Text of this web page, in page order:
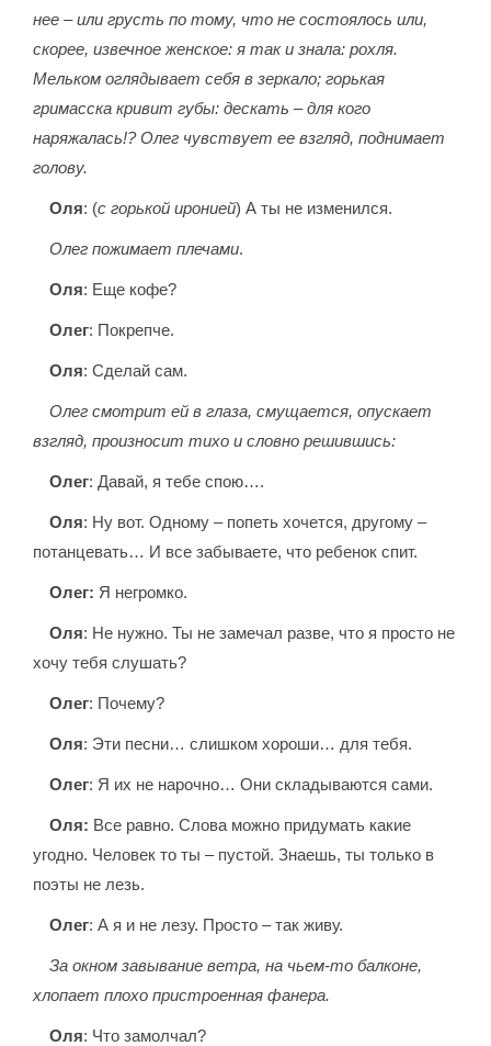
нее – или грусть по тому, что не состоялось или,
скорее, извечное женское: я так и знала: рохля.
Мельком оглядывает себя в зеркало; горькая
гримасска кривит губы: дескать – для кого
наряжалась!? Олег чувствует ее взгляд, поднимает
голову.
Оля: (с горькой иронией) А ты не изменился.
Олег пожимает плечами.
Оля: Еще кофе?
Олег: Покрепче.
Оля: Сделай сам.
Олег смотрит ей в глаза, смущается, опускает
взгляд, произносит тихо и словно решившись:
Олег: Давай, я тебе спою….
Оля: Ну вот. Одному – попеть хочется, другому –
потанцевать… И все забываете, что ребенок спит.
Олег: Я негромко.
Оля: Не нужно. Ты не замечал разве, что я просто не
хочу тебя слушать?
Олег: Почему?
Оля: Эти песни… слишком хороши… для тебя.
Олег: Я их не нарочно… Они складываются сами.
Оля: Все равно. Слова можно придумать какие
угодно. Человек то ты – пустой. Знаешь, ты только в
поэты не лезь.
Олег: А я и не лезу. Просто – так живу.
За окном завывание ветра, на чьем-то балконе,
хлопает плохо пристроенная фанера.
Оля: Что замолчал?